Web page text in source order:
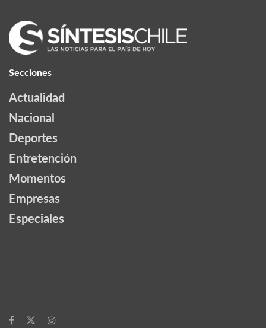
Secciones
Actualidad
Nacional
Deportes
Entretención
Momentos
Empresas
Especiales